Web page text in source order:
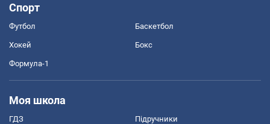
Спорт
Футбол Баскетбол
Хокей Бокс
Формула-1
Моя школа
ГДЗ Підручники